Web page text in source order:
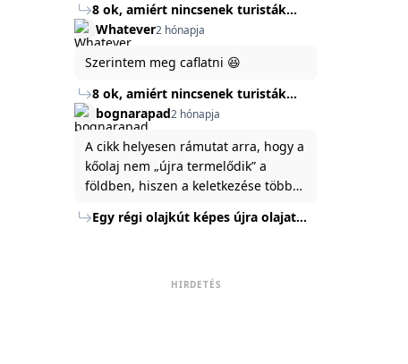
8 ok, amiért nincsenek turisták
Törökország Fekete-tenger felőli
partján
Whatever2 hónapja
Szerintem meg caflatni 😆
8 ok, amiért nincsenek turisták
Törökország Fekete-tenger felőli
partján
bognarapad2 hónapja
A cikk helyesen rámutat arra, hogy a
kőolaj nem „újra termelődik” a
földben, hiszen a keletkezése több
Energiaügyi Minisztériuma szerint a
kőzetben marad. A
Egy régi olajkút képes újra olajat
HIRDETÉS